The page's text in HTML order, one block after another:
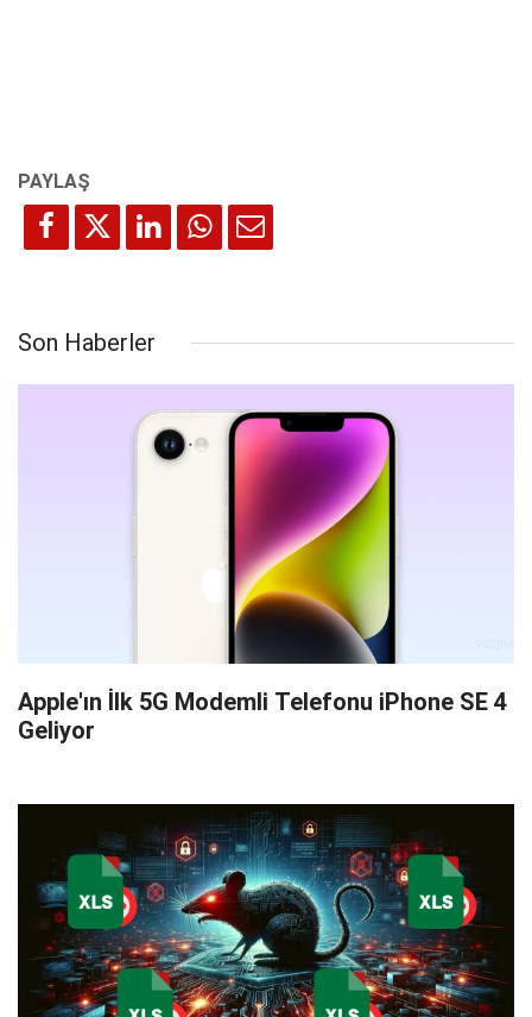
Son Haberler
Apple'ın İlk 5G Modemli Telefonu iPhone SE 4
Geliyor